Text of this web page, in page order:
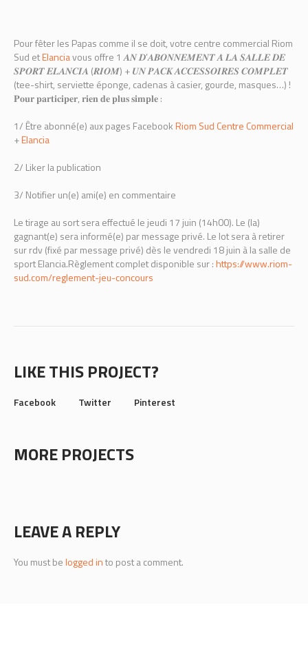
Pour fêter les Papas comme il se doit, votre centre commercial Riom
Sud etElanciavous offre 1 𝑨𝑵 𝑫’𝑨𝑩𝑶𝑵𝑵𝑬𝑴𝑬𝑵𝑻 𝑨̀ 𝑳𝑨 𝑺𝑨𝑳𝑳𝑬 𝑫𝑬
𝑺𝑷𝑶𝑹𝑻 𝑬𝑳𝑨𝑵𝑪𝑰𝑨 (𝑹𝑰𝑶𝑴) + 𝑼𝑵 𝑷𝑨𝑪𝑲 𝑨𝑪𝑪𝑬𝑺𝑺𝑶𝑰𝑹𝑬𝑺 𝑪𝑶𝑴𝑷𝑳𝑬𝑻
(tee-shirt, serviette éponge, cadenas à casier, gourde, masques…) !
𝐏𝐨𝐮𝐫 𝐩𝐚𝐫𝐭𝐢𝐜𝐢𝐩𝐞𝐫, 𝐫𝐢𝐞𝐧 𝐝𝐞 𝐩𝐥𝐮𝐬 𝐬𝐢𝐦𝐩𝐥𝐞 :
1/ Être abonné(e) aux pages FacebookRiom Sud Centre Commercial
+Elancia
2/ Liker la publication
3/ Notifier un(e) ami(e) en commentaire
Le tirage au sort sera effectué le jeudi 17 juin (14h00). Le (la)
gagnant(e) sera informé(e) par message privé. Le lot sera à retirer
sur rdv (fixé par message privé) dès le vendredi 18 juin à la salle de
sport Elancia.Règlement complet disponible sur :https://www.riom-
sud.com/reglement-jeu-concours
LIKE THIS PROJECT?
Facebook Twitter Pinterest
MORE PROJECTS
LEAVE A REPLY
You must belogged into post a comment.